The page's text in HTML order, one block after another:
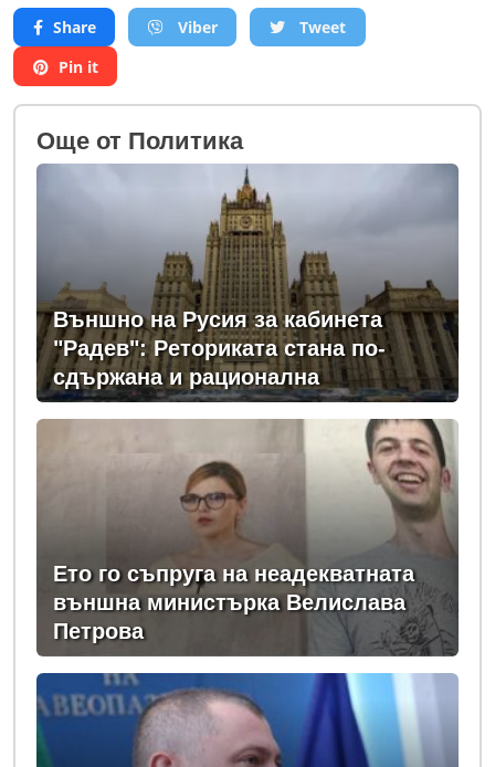
Share Viber
Tweet
Pin it
Oще от Политика
Външно на Русия за кабинета
"Радев": Реториката стана по-
сдържана и рационална
Ето го съпруга на неадекватната
външна министърка Велислава
Петрова